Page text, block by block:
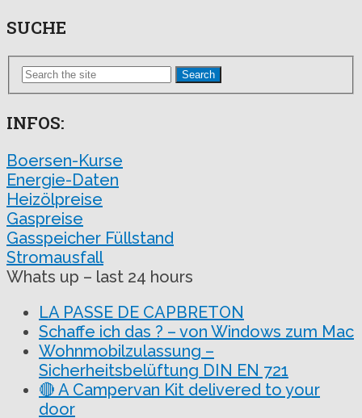
SUCHE
Search
INFOS:
Boersen-Kurse
Energie-Daten
Heizölpreise
Gaspreise
Gasspeicher Füllstand
Stromausfall
Whats up – last 24 hours
LA PASSE DE CAPBRETON
Schaffe ich das ? – von Windows zum Mac
Wohnmobilzulassung –
Sicherheitsbelüftung DIN EN 721
🔴 A Campervan Kit delivered to your
door